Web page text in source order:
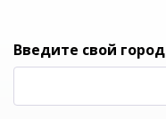
Введите свой город